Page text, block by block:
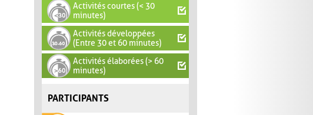
Activités courtes (< 30
minutes)
Activités développées
(Entre 30 et 60 minutes)
Activités élaborées (> 60
minutes)
PARTICIPANTS